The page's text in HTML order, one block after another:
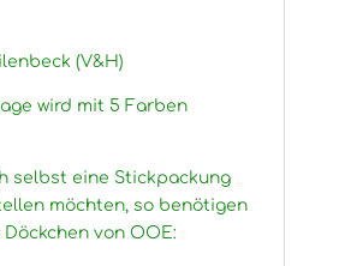
(V&H)
wird mit 5 Farben
selbst eine Stickpackung
möchten, so benötigen
von OOE: